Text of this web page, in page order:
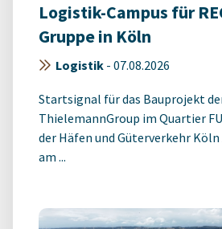
Logistik-Campus für
Gruppe in Köln
Logistik - 07.08.2026
Startsignal für das Bauprojekt
ThielemannGroup im Quartier
der Häfen und Güterverkehr Köln
am ...